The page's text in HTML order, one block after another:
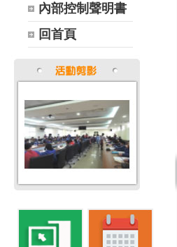
內部控制聲明書
回首頁